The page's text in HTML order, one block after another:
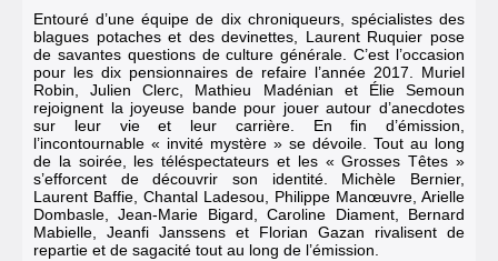
Entouré d’une équipe de dix chroniqueurs, spécialistes des
blagues potaches et des devinettes, Laurent Ruquier pose
de savantes questions de culture générale. C’est l’occasion
pour les dix pensionnaires de refaire l’année 2017. Muriel
Robin, Julien Clerc, Mathieu Madénian et Élie Semoun
rejoignent la joyeuse bande pour jouer autour d’anecdotes
sur leur vie et leur carrière. En fin d’émission,
l’incontournable « invité mystère » se dévoile. Tout au long
de la soirée, les téléspectateurs et les « Grosses Têtes »
s’efforcent de découvrir son identité. Michèle Bernier,
Laurent Baffie, Chantal Ladesou, Philippe Manœuvre, Arielle
Dombasle, Jean-Marie Bigard, Caroline Diament, Bernard
Mabielle, Jeanfi Janssens et Florian Gazan rivalisent de
repartie et de sagacité tout au long de l’émission.